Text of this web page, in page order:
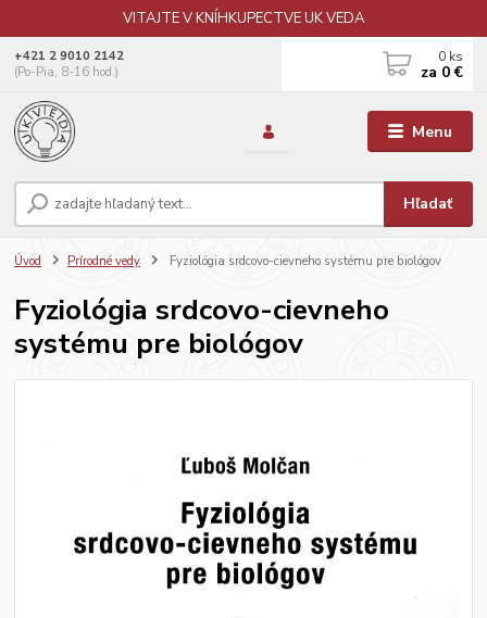
VITAJTE V KNÍHKUPECTVE UK VEDA
Menu
Hľadať
+421 2 9010 2142
(Po-Pia, 8-16 hod.)
0 ks
za 0 €
Úvod Prírodné vedy Fyziológia srdcovo-cievneho systému pre biológov
Fyziológia srdcovo-cievneho
systému pre biológov